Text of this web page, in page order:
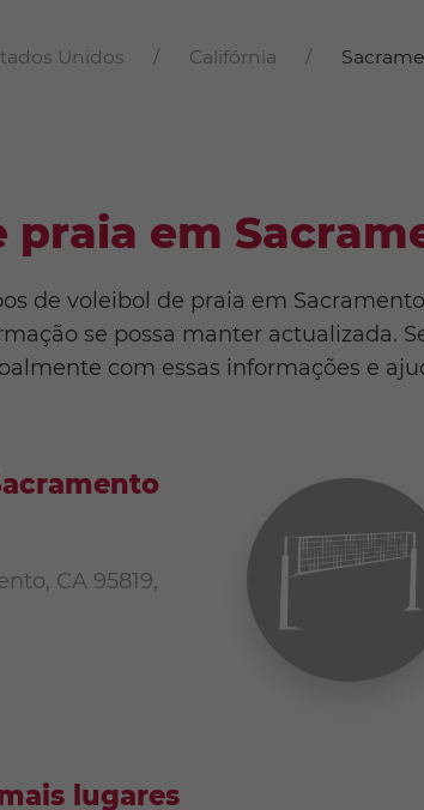
Unidos Califórnia
praia em
de voleibol de praia em
se possa manter actualizada.
com essas informações e
CA 95819,
lugares